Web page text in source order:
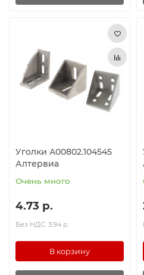
Уголки A00802.104545
Алтервиа
Очень много
4.73 р.
Без НДС: 3.94 р.
В корзину